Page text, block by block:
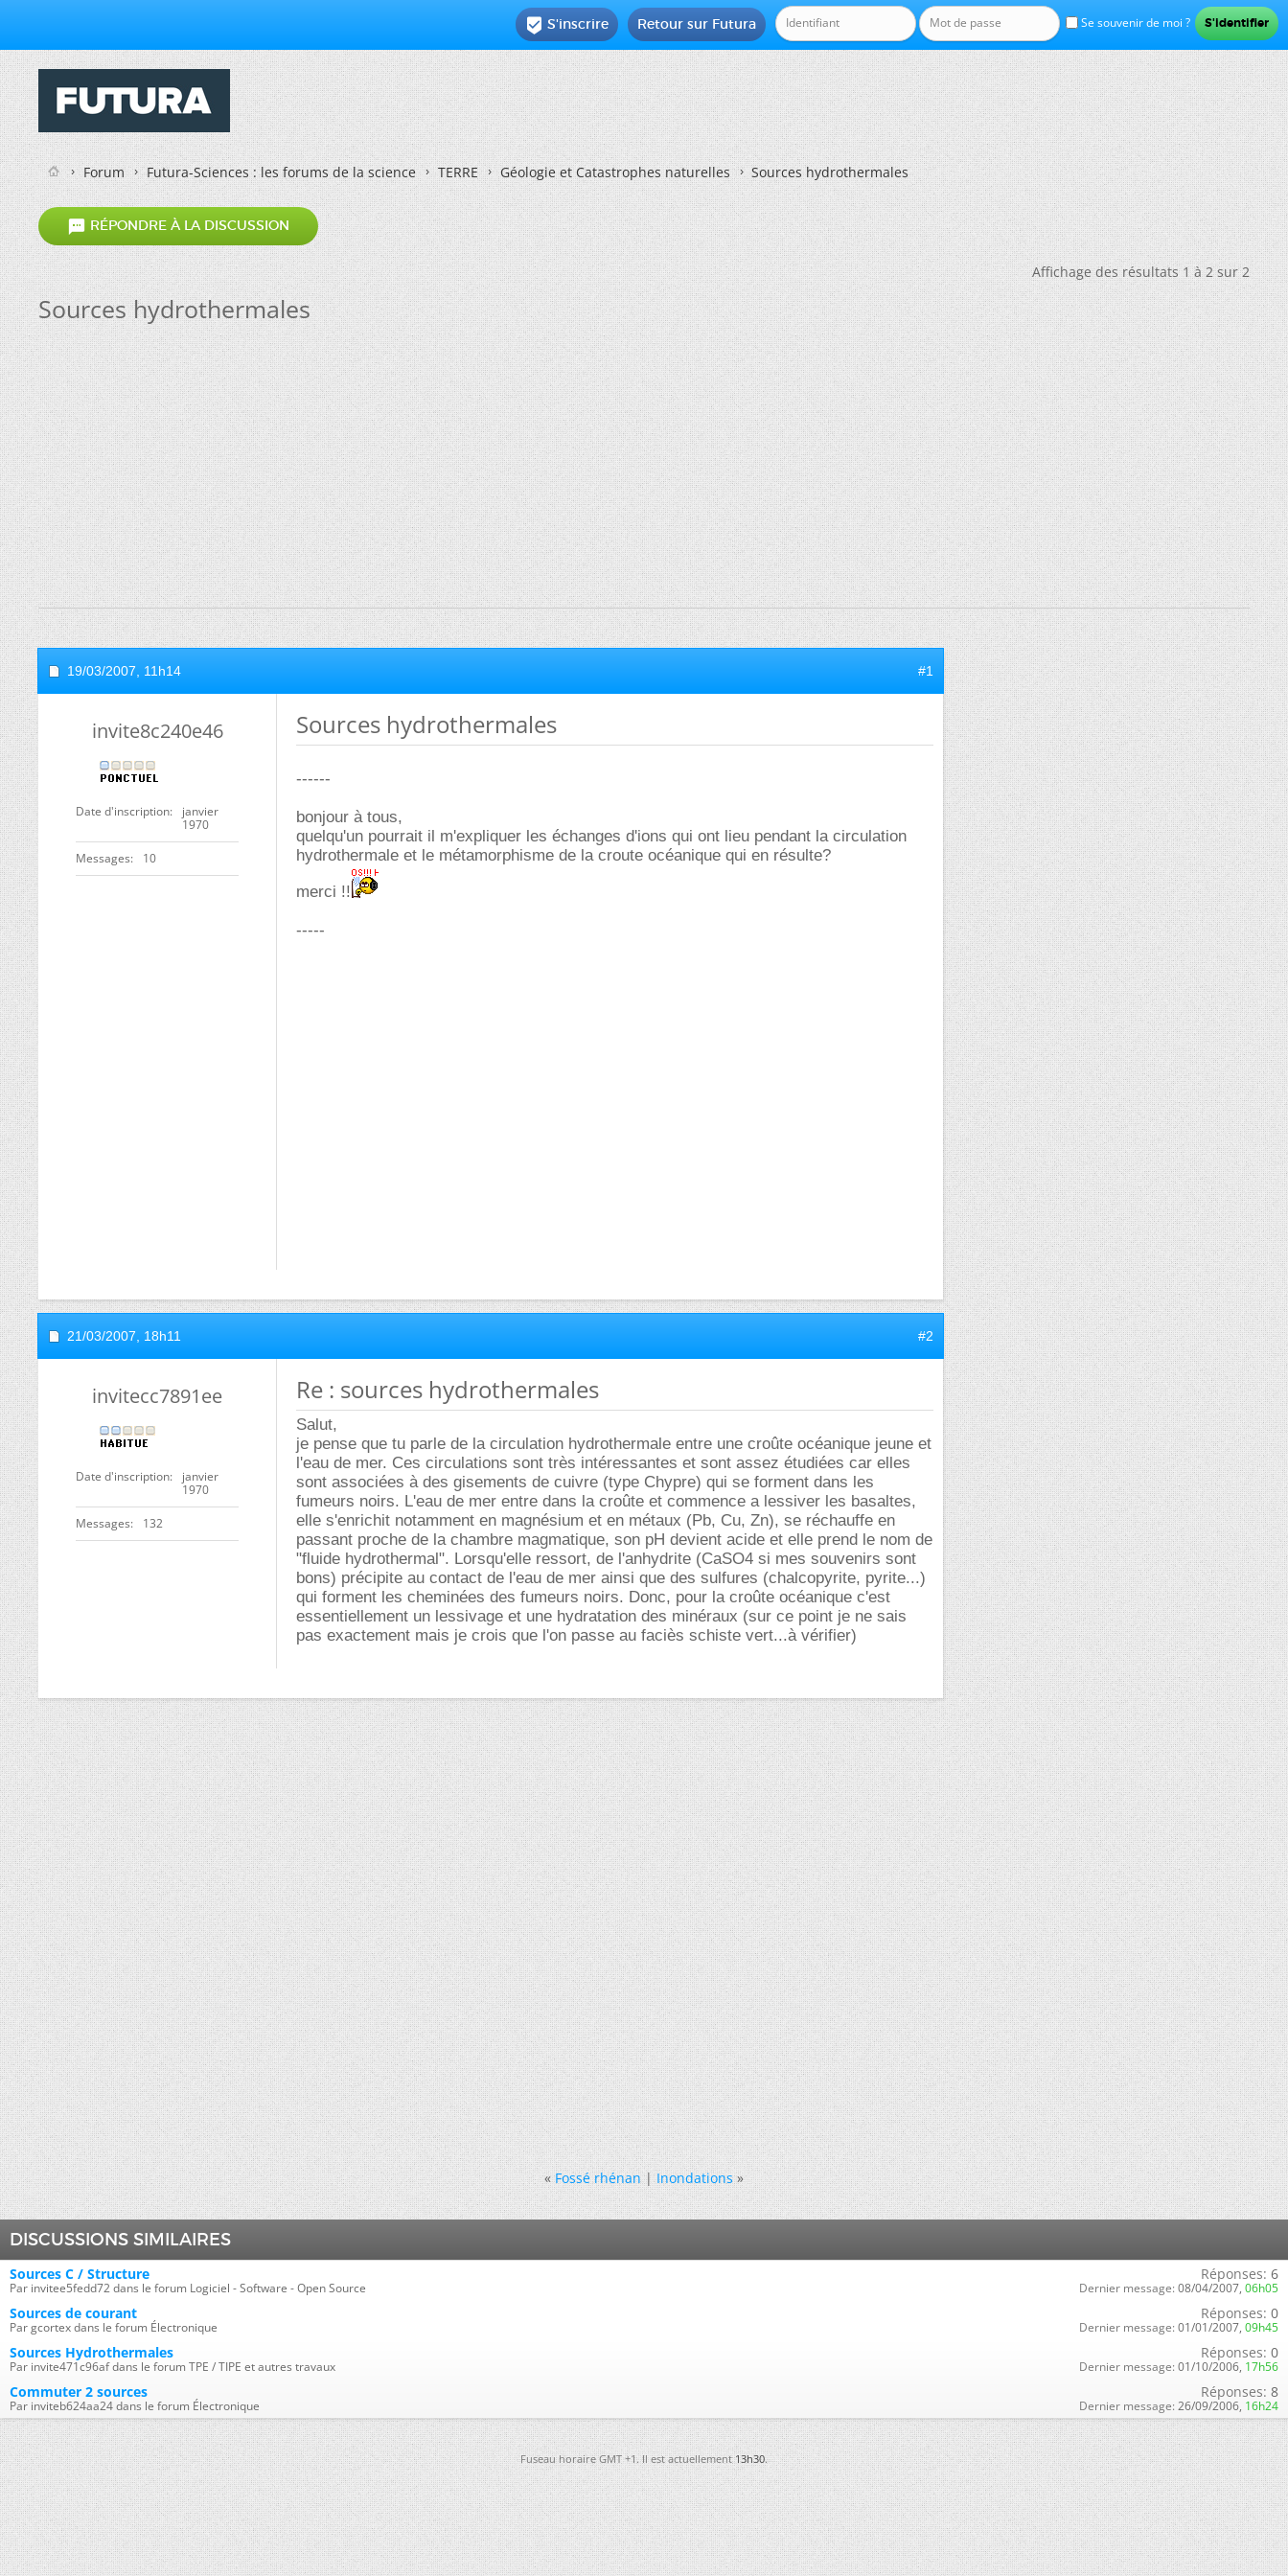
Se souvenir de moi ?
Retour sur Futura
 S'inscrire
Forum Futura-Sciences : les forums de la science TERRE Géologie et Catastrophes naturelles Sources hydrothermales
 RÉPONDRE À LA DISCUSSION
Affichage des résultats 1 à 2 sur 2
Sources hydrothermales
19/03/2007, 11h14 #1
invite8c240e46
Date d'inscription
janvier
1970
Messages 10
Sources hydrothermales
------
bonjour à tous,
quelqu'un pourrait il m'expliquer les échanges d'ions qui ont lieu pendant la circulation
hydrothermale et le métamorphisme de la croute océanique qui en résulte?
merci !!
-----
21/03/2007, 18h11 #2
invitecc7891ee
Date d'inscription
janvier
1970
Messages 132
Re : sources hydrothermales
Salut,
je pense que tu parle de la circulation hydrothermale entre une croûte océanique jeune et
l'eau de mer. Ces circulations sont très intéressantes et sont assez étudiées car elles
sont associées à des gisements de cuivre (type Chypre) qui se forment dans les
fumeurs noirs. L'eau de mer entre dans la croûte et commence a lessiver les basaltes,
elle s'enrichit notamment en magnésium et en métaux (Pb, Cu, Zn), se réchauffe en
passant proche de la chambre magmatique, son pH devient acide et elle prend le nom de
"fluide hydrothermal". Lorsqu'elle ressort, de l'anhydrite (CaSO4 si mes souvenirs sont
bons) précipite au contact de l'eau de mer ainsi que des sulfures (chalcopyrite, pyrite...)
qui forment les cheminées des fumeurs noirs. Donc, pour la croûte océanique c'est
essentiellement un lessivage et une hydratation des minéraux (sur ce point je ne sais
pas exactement mais je crois que l'on passe au faciès schiste vert...à vérifier)
« Fossé rhénan|Inondations »
DISCUSSIONS SIMILAIRES
Sources C / Structure
Par invitee5fedd72 dans le forum Logiciel - Software - Open Source
Réponses: 6
Dernier message: 08/04/2007, 06h05
Sources de courant
Par gcortex dans le forum Électronique
Réponses: 0
Dernier message: 01/01/2007, 09h45
Sources Hydrothermales
Par invite471c96af dans le forum TPE / TIPE et autres travaux
Réponses: 0
Dernier message: 01/10/2006, 17h56
Commuter 2 sources
Par inviteb624aa24 dans le forum Électronique
Réponses: 8
Dernier message: 26/09/2006, 16h24
Fuseau horaire GMT +1. Il est actuellement13h30.